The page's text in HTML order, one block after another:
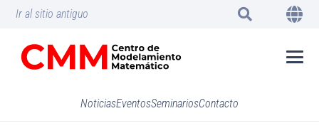
Ir al sitio antiguo
NoticiasEventosSeminariosContacto